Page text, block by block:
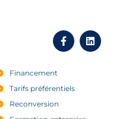
Financement
Tarifs préférentiels
Reconversion